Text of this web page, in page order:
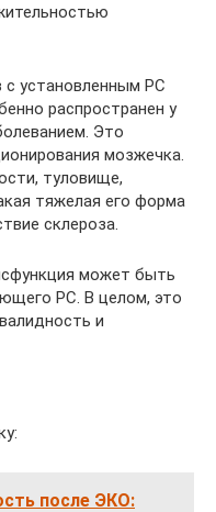
с установленным РС
распространен у
Это
мозжечка.
туловище,
тяжелая его форма
склероза.
может быть
РС. В целом, это
и
после ЭКО: